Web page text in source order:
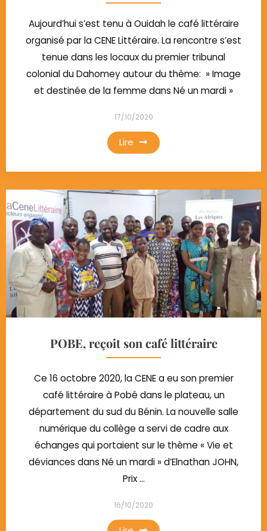
Aujourd’hui s’est tenu à Ouidah le café littéraire
organisé par la CENE Littéraire. La rencontre s’est
tenue dans les locaux du premier tribunal
colonial du Dahomey autour du thème: » Image
et destinée de la femme dans Né un mardi »
17/10/2020
Lire
POBE, reçoit son café littéraire
Ce 16 octobre 2020, la CENE a eu son premier
café littéraire à Pobé dans le plateau, un
département du sud du Bénin. La nouvelle salle
numérique du collège a servi de cadre aux
échanges qui portaient sur le thème « Vie et
déviances dans Né un mardi » d’Elnathan JOHN,
Prix ...
16/10/2020